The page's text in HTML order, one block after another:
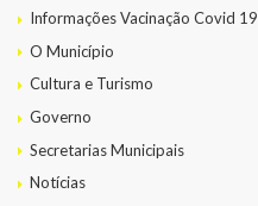
Informações Vacinação Covid 19
O Município
Cultura e Turismo
Governo
Secretarias Municipais
Notícias